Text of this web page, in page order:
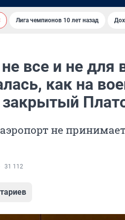
Лига чемпионов 10 лет назад
все и не для
как на
закрытый
не
31 112